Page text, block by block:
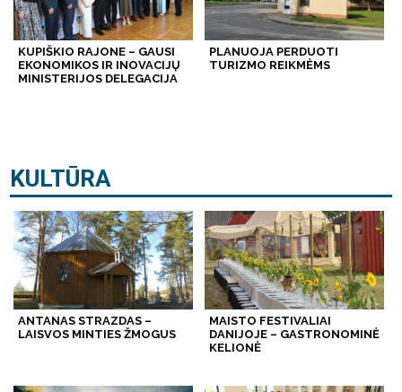
KUPIŠKIO RAJONE – GAUSI
EKONOMIKOS IR INOVACIJŲ
MINISTERIJOS DELEGACIJA
PLANUOJA PERDUOTI
TURIZMO REIKMĖMS
KULTŪRA
ANTANAS STRAZDAS –
LAISVOS MINTIES ŽMOGUS
MAISTO FESTIVALIAI
DANIJOJE – GASTRONOMINĖ
KELIONĖ